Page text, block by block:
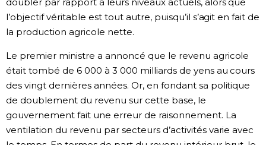
l’objectif véritable est tout autre, puisqu’il s’agit en fait de
la production agricole nette.
Le premier ministre a annoncé que le revenu agricole
était tombé de 6 000 à 3 000 milliards de yens au cours
des vingt dernières années. Or, en fondant sa politique
de doublement du revenu sur cette base, le
gouvernement fait une erreur de raisonnement. La
ventilation du revenu par secteurs d’activités varie avec